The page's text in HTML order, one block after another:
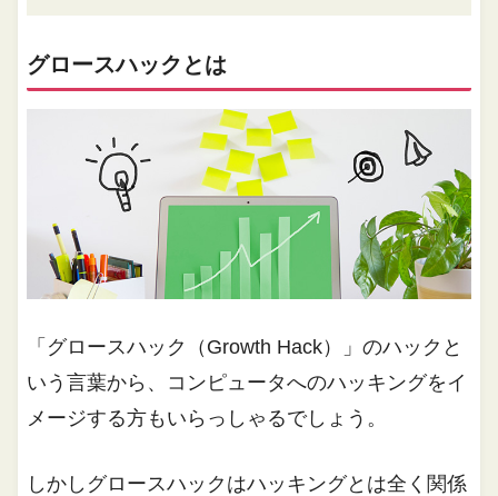
グロースハックとは
「グロースハック（Growth Hack）」のハックと
いう言葉から、コンピュータへのハッキングをイ
メージする方もいらっしゃるでしょう。
しかしグロースハックはハッキングとは全く関係